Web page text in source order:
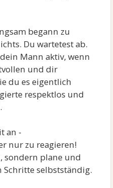
begann zu
Du wartetest ab.
Mann aktiv, wenn
und dir
du es eigentlich
respektlos und
an -
nur zu reagieren!
sondern plane und
Schritte selbstständig.